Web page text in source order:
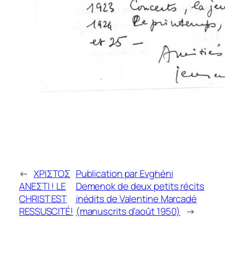
← ΧΡΙΣΤΟΣ
ΑΝΕΣΤΙ ! LE
CHRIST EST
RESSUSCITÉ!
Publication par Evghéni
Demenok de deux petits récits
inédits de Valentine Marcadé
(manuscrits d’août 1950) →